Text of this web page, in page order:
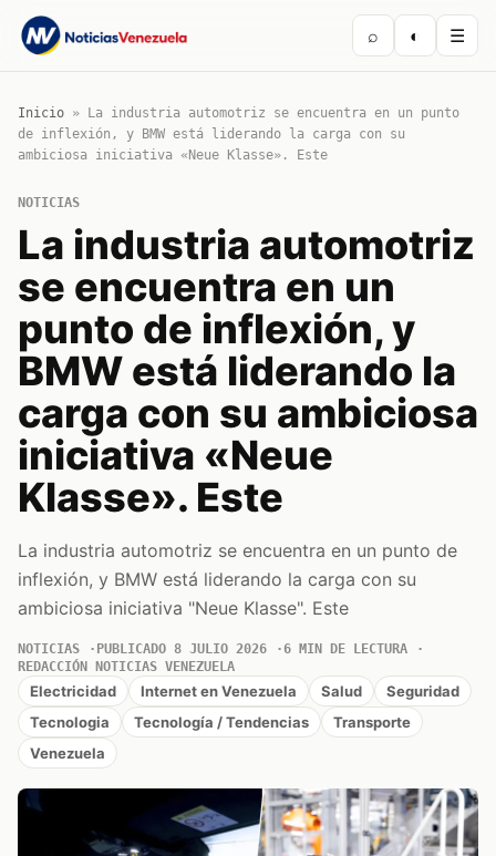
⌕ ◐ ☰
Inicio »
La industria automotriz se encuentra en un punto
de inflexión, y BMW está liderando la carga con su
ambiciosa iniciativa «Neue Klasse». Este
NOTICIAS
La industria automotriz
se encuentra en un
punto de inflexión, y
BMW está liderando la
carga con su ambiciosa
iniciativa «Neue
Klasse». Este
La industria automotriz se encuentra en un punto de
inflexión, y BMW está liderando la carga con su
ambiciosa iniciativa "Neue Klasse". Este
NOTICIAS PUBLICADO 8 JULIO 2026
6 MIN DE LECTURA
REDACCIÓN NOTICIAS VENEZUELA
Electricidad Internet en Venezuela Salud
Seguridad
Tecnologia
Tecnología / Tendencias
Transporte
Venezuela